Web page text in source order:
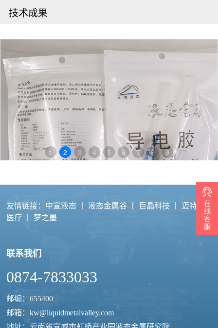
技术成果
1 2 3 4 5 6 7 8 9
友情链接： 中宣液态 丨 液态金属谷 丨 巨晶科技 丨迈特力
医疗 丨 梦之墨
联系我们
0874-7833033
邮编：655400
邮箱：kw@liquidmetalvalley.com
在
线
客
服